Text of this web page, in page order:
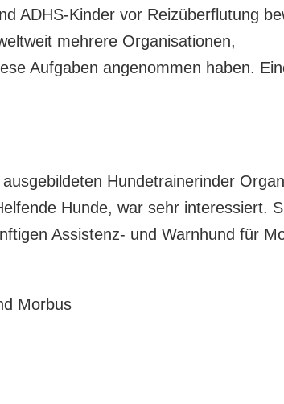
ADHS-Kinder vor Reizüberflutung
mehrere Organisationen,
Aufgaben angenommen haben.
Hundetrainerinder
Hunde, war sehr interessiert.
Assistenz- und Warnhund für
Morbus